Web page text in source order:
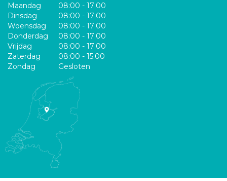
Maandag
08:00 - 17:00
Dinsdag
08:00 - 17:00
Woensdag
08:00 - 17:00
Donderdag
08:00 - 17:00
Vrijdag
08:00 - 17:00
Zaterdag
08:00 - 15:00
Zondag
Gesloten